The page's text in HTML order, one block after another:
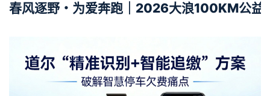
春风逐野・为爱奔跑｜2026大浪100KM公益